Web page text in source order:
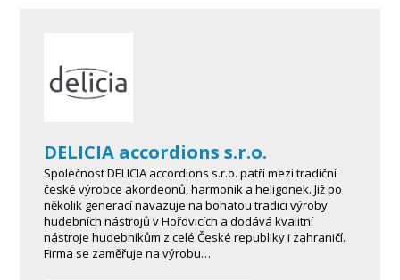
DELICIA accordions s.r.o.
Společnost DELICIA accordions s.r.o. patří mezi tradiční
české výrobce akordeonů, harmonik a heligonek. Již po
několik generací navazuje na bohatou tradici výroby
hudebních nástrojů v Hořovicích a dodává kvalitní
nástroje hudebníkům z celé České republiky i zahraničí.
Firma se zaměřuje na výrobu…